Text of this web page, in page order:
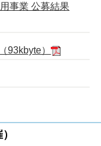
事業 公募結果
93kbyte）